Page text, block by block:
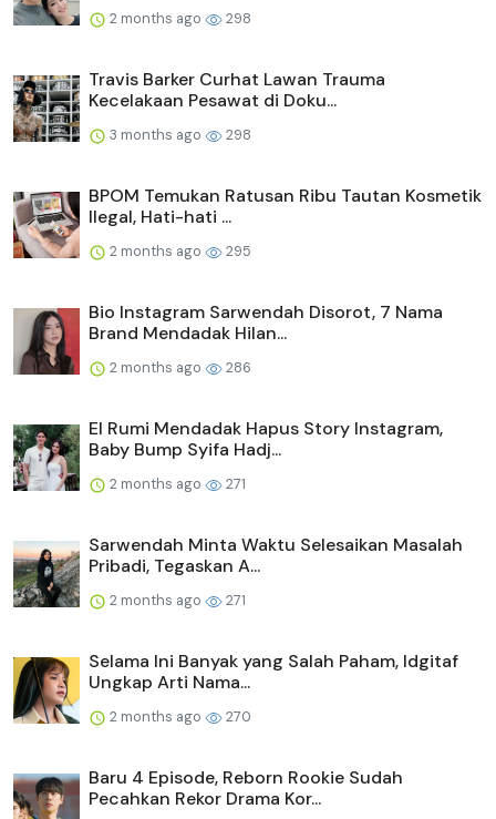
2 months ago 298
Travis Barker Curhat Lawan Trauma
Kecelakaan Pesawat di Doku...
3 months ago 298
BPOM Temukan Ratusan Ribu Tautan Kosmetik
Ilegal, Hati-hati ...
2 months ago 295
Bio Instagram Sarwendah Disorot, 7 Nama
Brand Mendadak Hilan...
2 months ago 286
El Rumi Mendadak Hapus Story Instagram,
Baby Bump Syifa Hadj...
2 months ago 271
Sarwendah Minta Waktu Selesaikan Masalah
Pribadi, Tegaskan A...
2 months ago 271
Selama Ini Banyak yang Salah Paham, Idgitaf
Ungkap Arti Nama...
2 months ago 270
Baru 4 Episode, Reborn Rookie Sudah
Pecahkan Rekor Drama Kor...